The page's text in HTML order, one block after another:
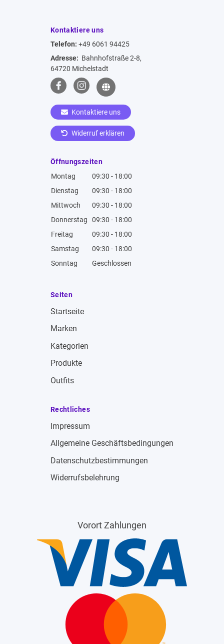
Kontaktiere uns
Telefon: +49 6061 94425
Adresse: Bahnhofstraße 2-8,
64720 Michelstadt
Kontaktiere uns
Widerruf erklären
Öffnungszeiten
Montag
09:30 - 18:00
Dienstag
09:30 - 18:00
Mittwoch
09:30 - 18:00
Donnerstag
09:30 - 18:00
Freitag
09:30 - 18:00
Samstag
09:30 - 18:00
Sonntag
Geschlossen
Seiten
Startseite
Marken
Kategorien
Produkte
Outfits
Rechtliches
Impressum
Allgemeine Geschäftsbedingungen
Datenschutzbestimmungen
Widerrufsbelehrung
Vorort Zahlungen